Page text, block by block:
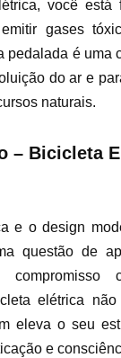
você está
gases
pedalada é uma
do ar e
naturais.
– Bicicleta
e o design
questão de
compromisso
elétrica
eleva o seu
e